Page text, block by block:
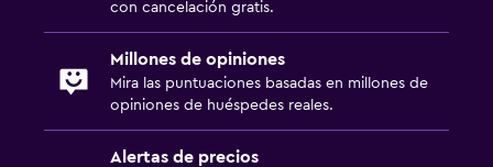
con cancelación gratis.
Millones de opiniones
Mira las puntuaciones basadas en millones de
opiniones de huéspedes reales.
Alertas de precios